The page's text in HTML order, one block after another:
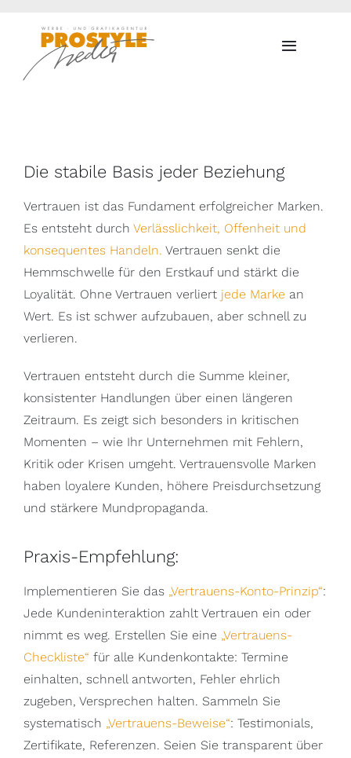
springen
Toggle
Die stabile Basis jeder Beziehung
Vertrauen ist das Fundament erfolgreicher Marken.
Es entsteht durch Verlässlichkeit, Offenheit und
konsequentes Handeln. Vertrauen senkt die
Hemmschwelle für den Erstkauf und stärkt die
Loyalität. Ohne Vertrauen verliert jede Marke an
Wert. Es ist schwer aufzubauen, aber schnell zu
verlieren.
Vertrauen entsteht durch die Summe kleiner,
konsistenter Handlungen über einen längeren
Zeitraum. Es zeigt sich besonders in kritischen
Momenten – wie Ihr Unternehmen mit Fehlern,
Kritik oder Krisen umgeht. Vertrauensvolle Marken
haben loyalere Kunden, höhere Preisdurchsetzung
und stärkere Mundpropaganda.
Praxis-Empfehlung:
Implementieren Sie das „Vertrauens-Konto-Prinzip“:
Jede Kundeninteraktion zahlt Vertrauen ein oder
nimmt es weg. Erstellen Sie eine „Vertrauens-
Checkliste“ für alle Kundenkontakte: Termine
einhalten, schnell antworten, Fehler ehrlich
zugeben, Versprechen halten. Sammeln Sie
systematisch „Vertrauens-Beweise“: Testimonials,
Zertifikate, Referenzen. Seien Sie transparent über